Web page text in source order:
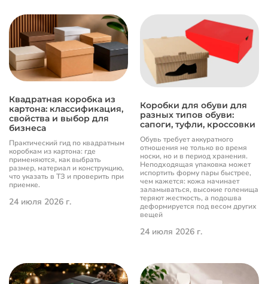
Квадратная коробка из
картона: классификация,
свойства и выбор для
бизнеса
Практический гид по квадратным
коробкам из картона: где
применяются, как выбрать
размер, материал и конструкцию,
что указать в ТЗ и проверить при
приемке.
24 июля 2026 г.
Коробки для обуви для
разных типов обуви:
сапоги, туфли, кроссовки
Обувь требует аккуратного
отношения не только во время
носки, но и в период хранения.
Неподходящая упаковка может
испортить форму пары быстрее,
чем кажется: кожа начинает
заламываться, высокие голенища
теряют жесткость, а подошва
деформируется под весом других
вещей
24 июля 2026 г.